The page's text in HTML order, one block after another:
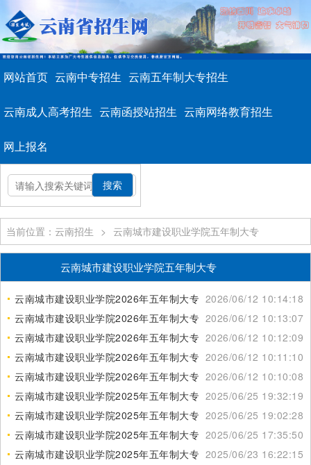
网站首页 云南中专招生 云南五年制大专招生
云南成人高考招生 云南函授站招生 云南网络教育招生
网上报名
当前位置：云南招生 > 云南城市建设职业学院五年制大专
云南城市建设职业学院五年制大专
云南城市建设职业学院2026年五年制大专录取条件2026/06/12 10:14:18
云南城市建设职业学院2026年五年制大专招生介绍2026/06/12 10:13:07
云南城市建设职业学院2026年五年制大专招生要求2026/06/12 10:12:09
云南城市建设职业学院2026年五年制大专报名方式2026/06/12 10:11:10
云南城市建设职业学院2026年五年制大专推荐专业2026/06/12 10:10:08
云南城市建设职业学院2025年五年制大专在哪报名2025/06/25 19:32:19
云南城市建设职业学院2025年五年制大专招生人数2025/06/25 19:02:28
云南城市建设职业学院2025年五年制大专免学费政策2025/06/25 17:35:50
云南城市建设职业学院2025年五年制大专面试要求2025/06/23 16:22:15